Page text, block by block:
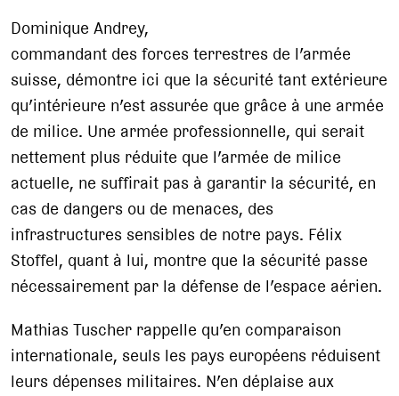
Dominique Andrey,
commandant des forces terrestres de l’armée
suisse, démontre ici que la sécurité tant extérieure
qu’intérieure n’est assurée que grâce à une armée
de milice. Une armée professionnelle, qui serait
nettement plus réduite que l’armée de milice
actuelle, ne suffirait pas à garantir la sécurité, en
cas de dangers ou de menaces, des
infrastructures sensibles de notre pays. Félix
Stoffel, quant à lui, montre que la sécurité passe
nécessairement par la défense de l’espace aérien.
Mathias Tuscher rappelle qu’en comparaison
internationale, seuls les pays européens réduisent
leurs dépenses militaires. N’en déplaise aux